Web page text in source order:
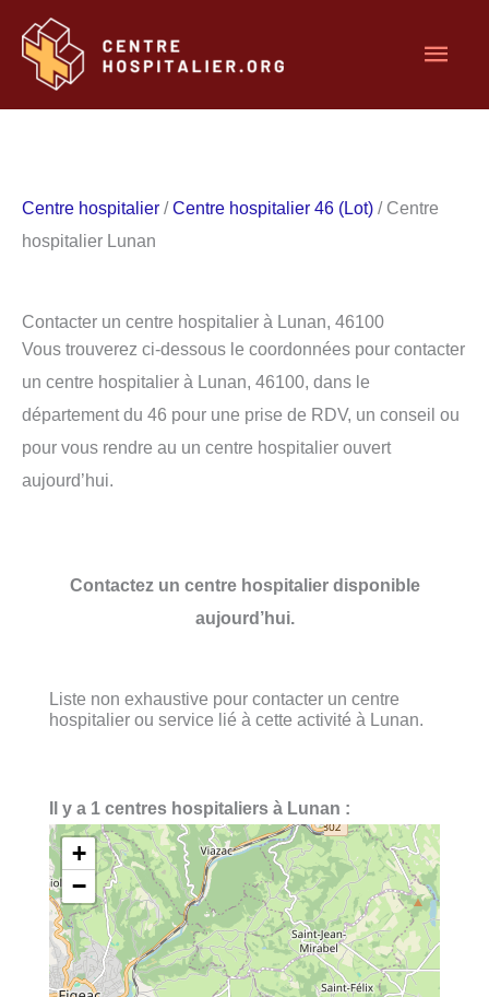
contenu
Centre hospitalier /Centre hospitalier 46 (Lot) / Centre
hospitalier Lunan
Contacter un centre hospitalier à Lunan, 46100
Vous trouverez ci-dessous le coordonnées pour contacter
un centre hospitalier à Lunan, 46100, dans le
département du 46 pour une prise de RDV, un conseil ou
pour vous rendre au un centre hospitalier ouvert
aujourd’hui.
Contactez un centre hospitalier disponible
aujourd’hui.
Liste non exhaustive pour contacter un centre
hospitalier ou service lié à cette activité à Lunan.
Il y a 1 centres hospitaliers à Lunan :
+
−